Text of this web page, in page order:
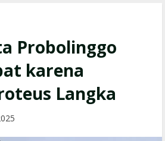
Probolinggo
karena
Langka